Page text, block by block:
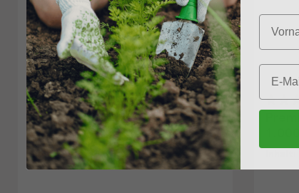
(64)
Premium Kompost, 40 l
Inhalt:40 Liter(0,16 € / 1 Liter)